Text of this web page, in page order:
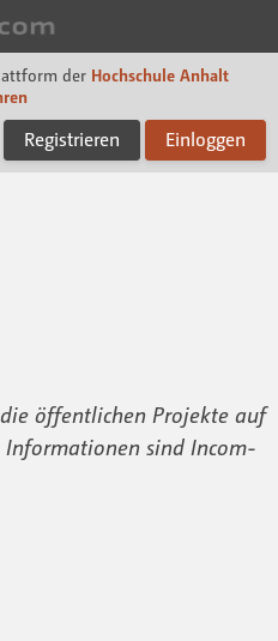
der Hochschule Anhalt
Registrieren Einloggen
öffentlichen Projekte auf
Informationen sind Incom-